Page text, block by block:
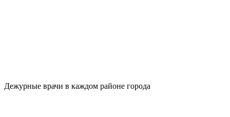
Дежурные врачи в каждом районе города